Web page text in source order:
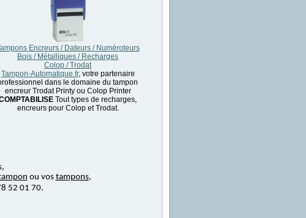
Encreurs / Dateurs / Numéroteurs
Bois / Métalliques / Recharges
Colop / Trodat
Tampon-Automatique.fr, votre partenaire
dans le domaine du tampon
encreur Trodat Printy ou Colop Printer
Tout types de recharges,
encreurs pour Colop et Trodat.
ou vos tampons,
52 01 70.